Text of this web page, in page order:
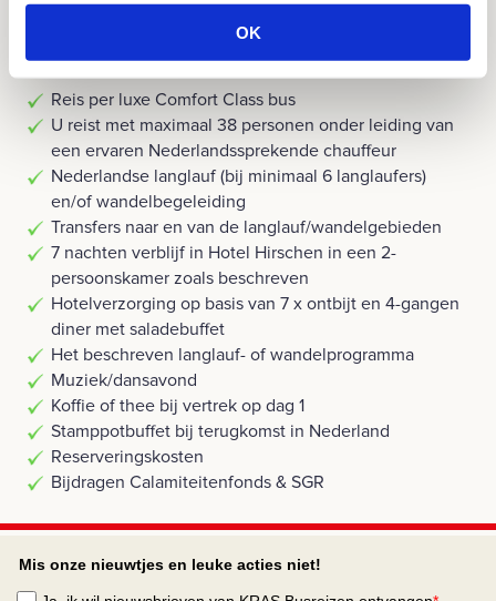
OK
Reis per luxe Comfort Class bus
U reist met maximaal 38 personen onder leiding van
een ervaren Nederlandssprekende chauffeur
Nederlandse langlauf (bij minimaal 6 langlaufers)
en/of wandelbegeleiding
Transfers naar en van de langlauf/wandelgebieden
7 nachten verblijf in Hotel Hirschen in een 2-
persoonskamer zoals beschreven
Hotelverzorging op basis van 7 x ontbijt en 4-gangen
diner met saladebuffet
Het beschreven langlauf- of wandelprogramma
Muziek/dansavond
Koffie of thee bij vertrek op dag 1
Stamppotbuffet bij terugkomst in Nederland
Reserveringskosten
Bijdragen Calamiteitenfonds & SGR
Mis onze nieuwtjes en leuke acties niet!